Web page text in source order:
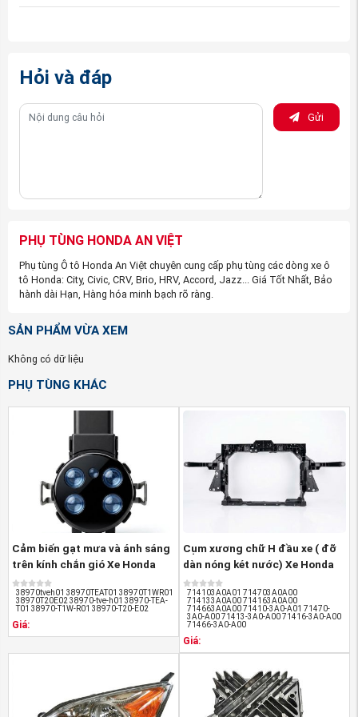
(Chắn bùn gầm máy xe Honda CRV 2018-2022 nguồn
Nhưng khi đén với với công ty phụ tùng ô tô Honda An
Việt, các bạn yên tâm về tất cả vấn đề trên. Công ty
chúng tôi đặt chữ “Tín” lên hàng đầu, và với đội ngũ nhân
viên kinh doanh có kinh nghiệm chuyên sâu về hãng Honda
cần mua.
Cách phân biệt được Chắn bùn gầm máy xe Honda
CRV 2018-2022 hàng chính hãng và hàng nhái:
Tem nhãn: Theo đúng tiêu chuẩn hãng
Bao bì: sản phẩm được gắn tem nhãn chuẩn của
Honda Motors
Đường nét sản phẩm sắc sảo, rõ nét, không có
nhựa thừa, không trầy xước.
(Chắn bùn gầm máy xe Honda CRV 2018-2022 nguồn
PhutungotoHonda.com)
Hỏi và đáp
Gửi
PHỤ TÙNG HONDA AN VIỆT
Phụ tùng Ô tô Honda An Việt chuyên cung cấp phụ tùng các dòng xe ô
tô Honda: City, Civic, CRV, Brio, HRV, Accord, Jazz... Giá Tốt Nhất, Bảo
hành dài Hạn, Hàng hóa minh bạch rõ ràng.
SẢN PHẨM VỪA XEM
Không có dữ liệu
PHỤ TÙNG KHÁC
Cảm biến gạt mưa và ánh sáng
trên kính chắn gió Xe Honda
Crv ...
38970tveh01 38970TEAT01 38970T1WR01
38970T20E02 38970-tve-h01 38970-TEA-
T01 38970-T1W-R01 38970-T20-E02
Giá:
Cụm xương chữ H đầu xe ( đỡ
dàn nóng két nước) Xe Honda
Crv ...
714103A0A01 714703A0A00
714133A0A00 714163A0A00
714663A0A00 71410-3A0-A01 71470-
3A0-A00 71413-3A0-A00 71416-3A0-A00
71466-3A0-A00
Giá: